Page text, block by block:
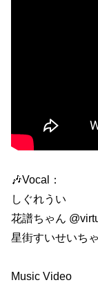
🎶Vocal：
しぐれうい
花譜ちゃん
星街すいせいち
Music Video